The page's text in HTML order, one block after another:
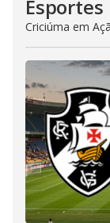
Esportes
Criciúma em